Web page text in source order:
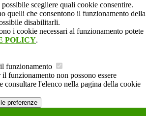
possibile scegliere quali cookie consentire.
quelli che consentono il funzionamento della
disabilitarli.
i cookie necessari al funzionamento potete
POLICY.
funzionamento
funzionamento non possono essere
consultare l'elenco nella pagina della cookie
preferenze